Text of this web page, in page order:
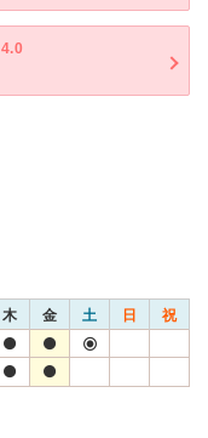
4.0
木 金 土 日 祝